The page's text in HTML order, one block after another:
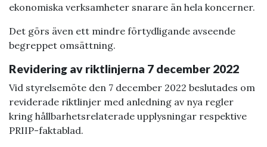
ekonomiska verksamheter snarare än hela koncerner.
Det görs även ett mindre förtydligande avseende
begreppet omsättning.
Revidering av riktlinjerna 7 december 2022
Vid styrelsemöte den 7 december 2022 beslutades om
reviderade riktlinjer med anledning av nya regler
kring hållbarhetsrelaterade upplysningar respektive
PRIIP-faktablad.